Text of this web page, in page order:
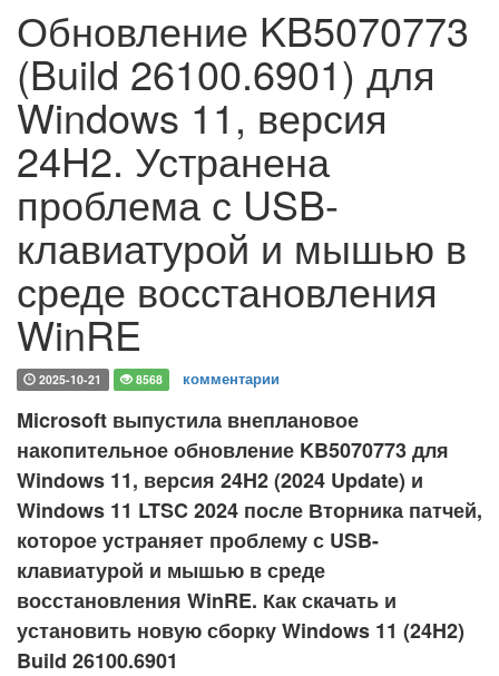
Обновление KB5070773
(Build 26100.6901) для
Windows 11, версия
24H2. Устранена
проблема с USB-
клавиатурой и мышью в
среде восстановления
WinRE
2025-10-21 8568 комментарии
Microsoft выпустила внеплановое
накопительное обновление KB5070773 для
Windows 11, версия 24H2 (2024 Update) и
Windows 11 LTSC 2024 после Вторника патчей,
которое устраняет проблему с USB-
клавиатурой и мышью в среде
восстановления WinRE. Как скачать и
установить новую сборку Windows 11 (24H2)
Build 26100.6901